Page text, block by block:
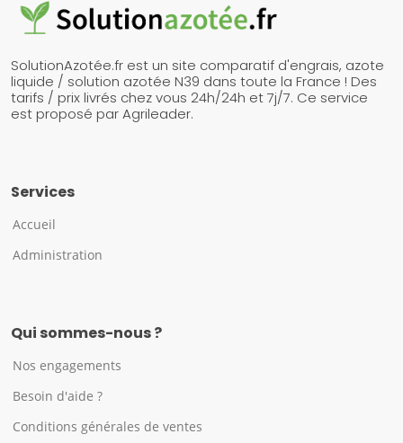
SolutionAzotée.fr est un site comparatif d'engrais, azote
liquide / solution azotée N39 dans toute la France ! Des
tarifs / prix livrés chez vous 24h/24h et 7j/7. Ce service
est proposé par Agrileader.
Services
Accueil
Administration
Qui sommes-nous ?
Nos engagements
Besoin d'aide ?
Conditions générales de ventes